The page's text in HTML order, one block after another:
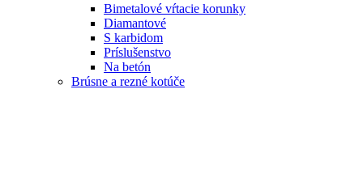
Bimetalové vŕtacie korunky
Diamantové
S karbidom
Príslušenstvo
Na betón
Brúsne a rezné kotúče